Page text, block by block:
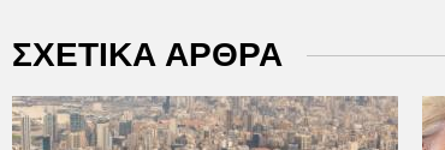
ΣΧΕΤΙΚΑ ΑΡΘΡΑ